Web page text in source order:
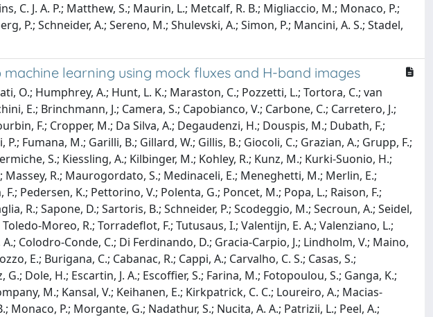
C. J. A. P.; Matthew, S.; Maurin, L.; Metcalf, R. B.; Migliaccio, M.; Monaco, P.;
P.; Schneider, A.; Sereno, M.; Shulevski, A.; Simon, P.; Mancini, A. S.; Stadel,
learning using mock fluxes and H-band images
O.; Humphrey, A.; Hunt, L. K.; Maraston, C.; Pozzetti, L.; Tortora, C.; van
E.; Brinchmann, J.; Camera, S.; Capobianco, V.; Carbone, C.; Carretero, J.;
F.; Cropper, M.; Da Silva, A.; Degaudenzi, H.; Douspis, M.; Dubath, F.;
Fumana, M.; Garilli, B.; Gillard, W.; Gillis, B.; Giocoli, C.; Grazian, A.; Grupp, F.;
S.; Kiessling, A.; Kilbinger, M.; Kohley, R.; Kunz, M.; Kurki-Suonio, H.;
R.; Maurogordato, S.; Medinaceli, E.; Meneghetti, M.; Merlin, E.;
Pedersen, K.; Pettorino, V.; Polenta, G.; Poncet, M.; Popa, L.; Raison, F.;
R.; Sapone, D.; Sartoris, B.; Schneider, P.; Scodeggio, M.; Secroun, A.; Seidel,
Moreo, R.; Torradeflot, F.; Tutusaus, I.; Valentijn, E. A.; Valenziano, L.;
Colodro-Conde, C.; Di Ferdinando, D.; Gracia-Carpio, J.; Lindholm, V.; Maino,
E.; Burigana, C.; Cabanac, R.; Cappi, A.; Carvalho, C. S.; Casas, S.;
Dole, H.; Escartin, J. A.; Escoffier, S.; Farina, M.; Fotopoulou, S.; Ganga, K.;
M.; Kansal, V.; Keihanen, E.; Kirkpatrick, C. C.; Loureiro, A.; Macias-
P.; Morgante, G.; Nadathur, S.; Nucita, A. A.; Patrizii, L.; Peel, A.;